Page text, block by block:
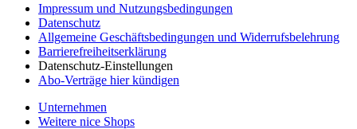
Impressum und Nutzungsbedingungen
Datenschutz
Allgemeine Geschäftsbedingungen und Widerrufsbelehrung
Barrierefreiheitserklärung
Datenschutz-Einstellungen
Abo-Verträge hier kündigen
Unternehmen
Weitere nice Shops